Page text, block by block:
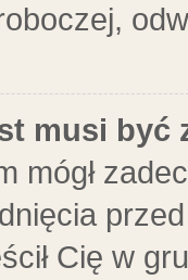
musi być
mógł
Cię w